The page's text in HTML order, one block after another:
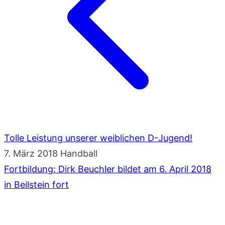
Tolle Leistung unserer weiblichen D-Jugend!
7. März 2018 Handball
Fortbildung: Dirk Beuchler bildet am 6. April 2018
in Beilstein fort